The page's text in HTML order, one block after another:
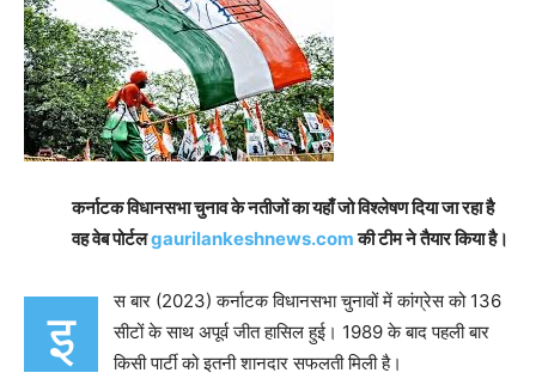
कर्नाटक विधानसभा चुनाव के नतीजों का यहाँ जो विश्लेषण दिया जा रहा है
वह वेब पोर्टलgaurilankeshnews.comकी टीम ने तैयार किया है।
इ
स बार (2023) कर्नाटक विधानसभा चुनावों में कांग्रेस को 136
सीटों के साथ अपूर्व जीत हासिल हुई। 1989 के बाद पहली बार
किसी पार्टी को इतनी शानदार सफलती मिली है।